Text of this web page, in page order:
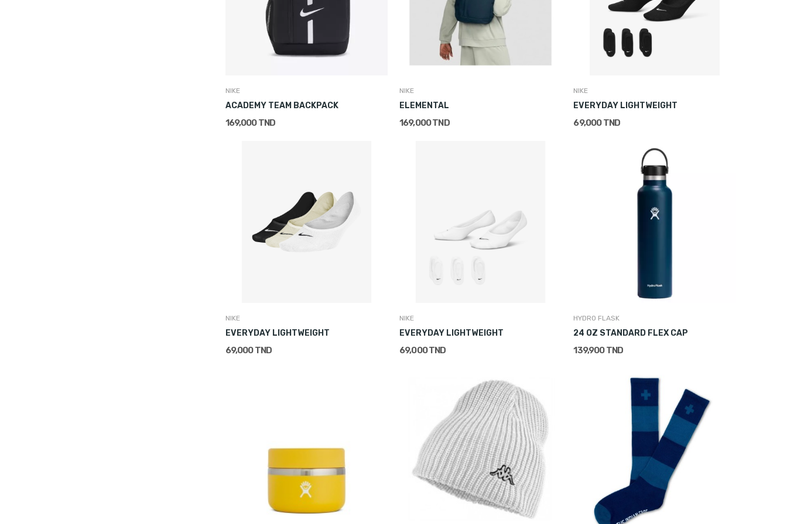
NIKE
ACADEMY TEAM BACKPACK
169,000 TND
NIKE
ELEMENTAL
169,000 TND
NIKE
EVERYDAY LIGHTWEIGHT
69,000 TND
NIKE
EVERYDAY LIGHTWEIGHT
69,000 TND
NIKE
EVERYDAY LIGHTWEIGHT
69,000 TND
HYDRO FLASK
24 OZ STANDARD FLEX CAP
139,900 TND